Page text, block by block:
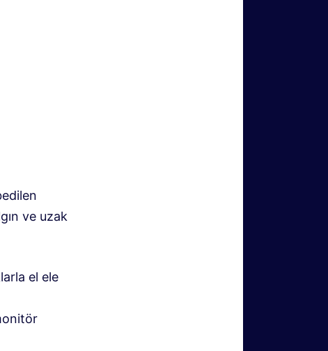
ve uzak
el ele